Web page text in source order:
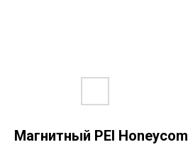
Магнитный PEI